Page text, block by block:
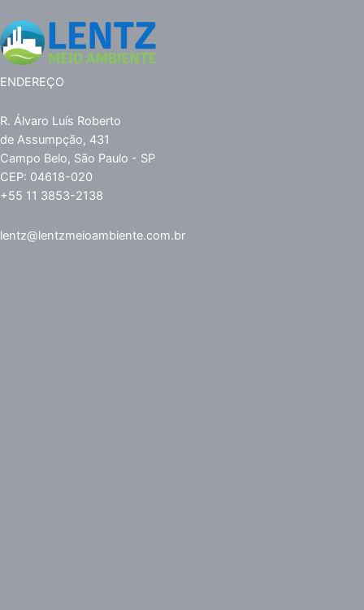
ENDEREÇO
R. Álvaro Luís Roberto
de Assumpção, 431
Campo Belo, São Paulo - SP
CEP: 04618-020
+55 11 3853-2138
lentz@lentzmeioambiente.com.br